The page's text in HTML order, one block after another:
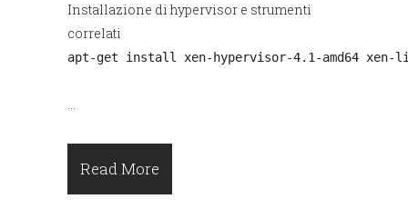
Installazione di hypervisor e strumenti
correlati
apt-get install xen-hypervisor-4.1-amd64 xen-
...
Read More